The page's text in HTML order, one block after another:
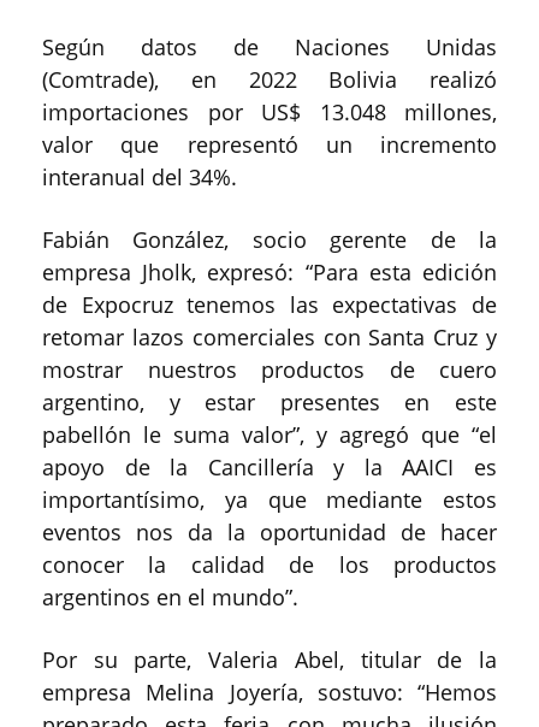
Según datos de Naciones Unidas
(Comtrade), en 2022 Bolivia realizó
importaciones por US$ 13.048 millones,
valor que representó un incremento
interanual del 34%.
Fabián González, socio gerente de la
empresa Jholk, expresó: “Para esta edición
de Expocruz tenemos las expectativas de
retomar lazos comerciales con Santa Cruz y
mostrar nuestros productos de cuero
argentino, y estar presentes en este
pabellón le suma valor”, y agregó que “el
apoyo de la Cancillería y la AAICI es
importantísimo, ya que mediante estos
eventos nos da la oportunidad de hacer
conocer la calidad de los productos
argentinos en el mundo”.
Por su parte, Valeria Abel, titular de la
empresa Melina Joyería, sostuvo: “Hemos